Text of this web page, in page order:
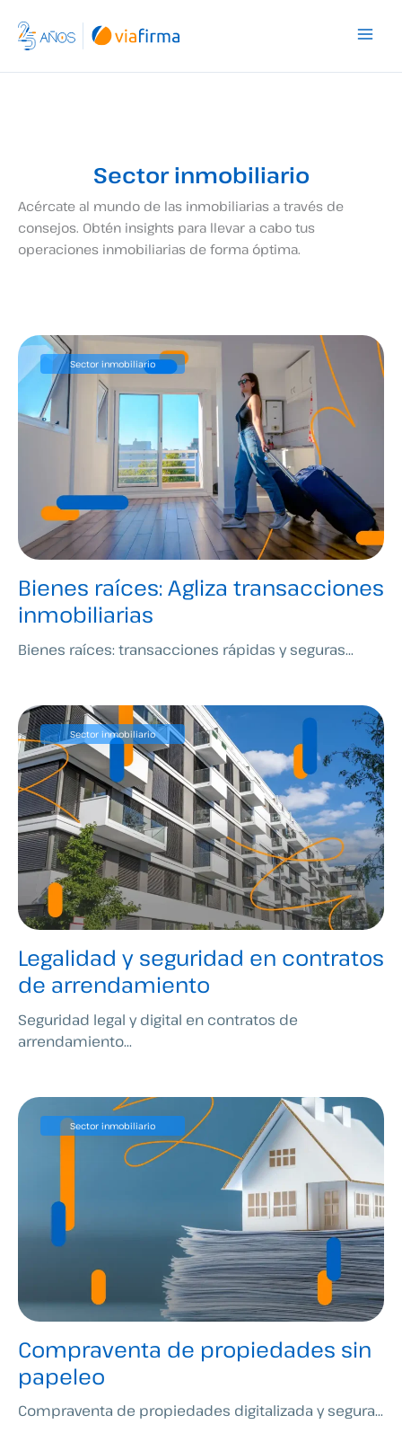
contenido
Sector inmobiliario
Acércate al mundo de las inmobiliarias a través de
consejos. Obtén insights para llevar a cabo tus
operaciones inmobiliarias de forma óptima.
Bienes raíces: Agliza transacciones
inmobiliarias
Sector inmobiliario
Bienes raíces: transacciones rápidas y seguras...
Legalidad y seguridad en contratos
de arrendamiento
Sector inmobiliario
Seguridad legal y digital en contratos de
arrendamiento...
Compraventa de propiedades sin
papeleo
Sector inmobiliario
Compraventa de propiedades digitalizada y segura...